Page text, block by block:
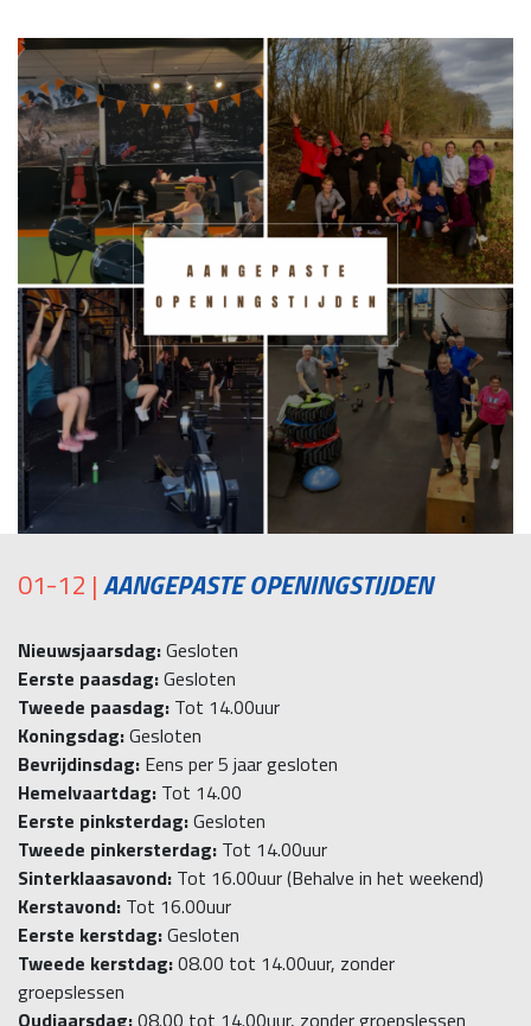
01-12 |AANGEPASTE OPENINGSTIJDEN
Nieuwsjaarsdag:Gesloten
Eerste paasdag:Gesloten
Tweede paasdag: Tot 14.00uur
Koningsdag:Gesloten
Bevrijdinsdag: Eens per 5 jaar gesloten
Hemelvaartdag: Tot 14.00
Eerste pinksterdag:Gesloten
Tweede pinkersterdag: Tot 14.00uur
Sinterklaasavond: Tot 16.00uur (Behalve in het weekend)
Kerstavond: Tot 16.00uur
Eerste kerstdag:Gesloten
Tweede kerstdag:08.00 tot 14.00uur, zonder
groepslessen
Oudjaarsdag:08.00 tot 14.00uur, zonder groepslessen